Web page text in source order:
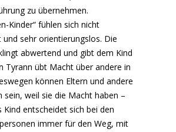
zu übernehmen.
Kinder“ fühlen sich nicht
sehr orientierungslos. Die
abwertend und gibt dem Kind
Tyrann übt Macht über andere in
können Eltern und andere
sein, weil sie die Macht haben –
Kind entscheidet sich bei den
immer für den Weg, mit